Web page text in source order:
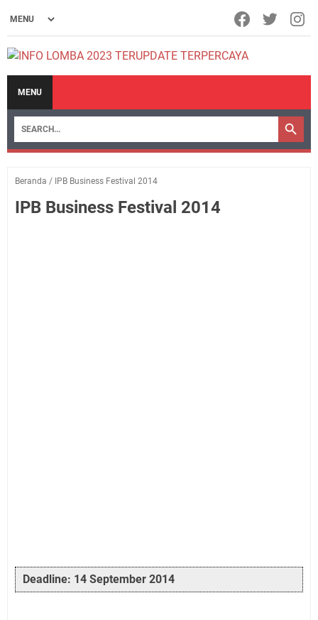
MENU
Beranda / IPB Business Festival 2014
IPB Business Festival 2014
Deadline: 14 September 2014